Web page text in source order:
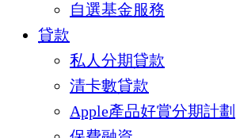
自選基金服務
貸款
私人分期貸款
清卡數貸款
Apple產品好賞分期計劃